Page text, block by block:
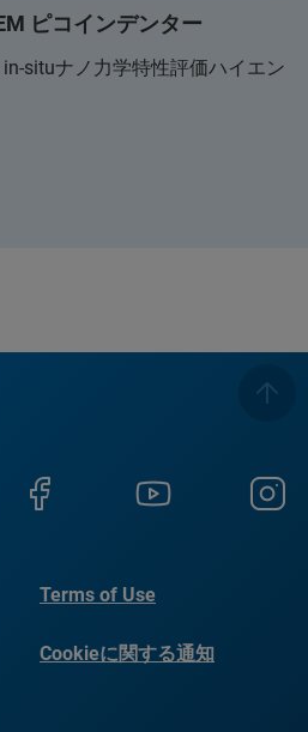
ピコインデンター
situナノ力学特性評価ハイエン
Terms of Use
Cookieに関する通知